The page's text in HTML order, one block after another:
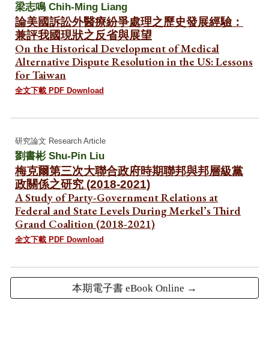
梁志鳴 Chih-Ming Liang
論美國訴訟外醫療紛爭處理之歷史發展經驗：
兼評我國現狀之反省與展望
On the Historical Development of Medical
Alternative Dispute Resolution in the US: Lessons
for Taiwan
全文下載 PDF Download
研究論文 Research Article
劉書彬 Shu-Pin Liu
梅克爾第三次大聯合政府時期聯邦與邦層級黨
政關係之研究 (2018-2021)
A Study of Party-Government Relations at
Federal and State Levels During Merkel’s Third
Grand Coalition (2018-2021)
全文下載 PDF Download
本期電子書 eBook Online →